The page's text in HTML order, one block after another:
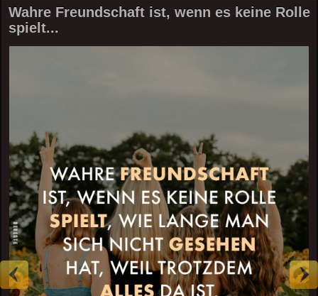
Wahre Freundschaft ist, wenn es keine Rolle
spielt...